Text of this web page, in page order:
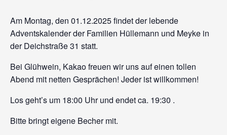
Am Montag, den 01.12.2025 findet der lebende
Adventskalender der Familien Hüllemann und Meyke in
der Deichstraße 31 statt.
Bei Glühwein, Kakao freuen wir uns auf einen tollen
Abend mit netten Gesprächen! Jeder ist willkommen!
Los geht’s um 18:00 Uhr und endet ca. 19:30 .
Bitte bringt eigene Becher mit.